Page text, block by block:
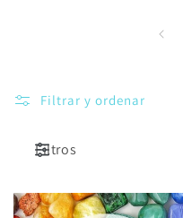
Filtrar y ordenar
Filtros